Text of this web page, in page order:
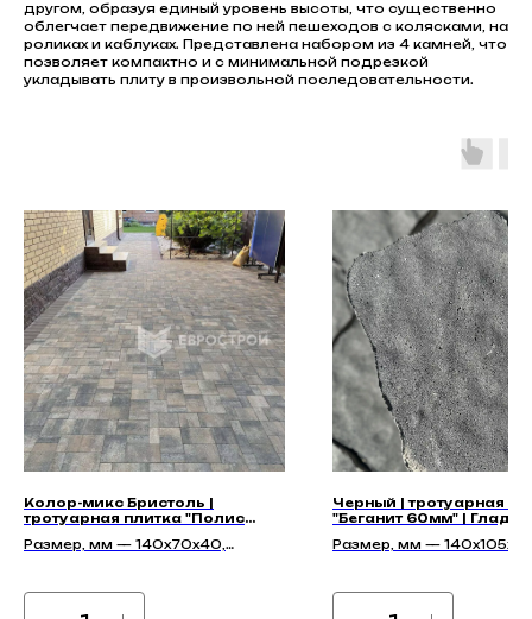
другом, образуя единый уровень высоты, что существенно
облегчает передвижение по ней пешеходов с колясками, на
роликах и каблуках. Представлена набором из 4 камней, что
позволяет компактно и с минимальной подрезкой
укладывать плиту в произвольной последовательности.
Колор-микс Бристоль |
тротуарная плитка "Полис
Размер, мм — 140х70х40,
Черный | тротуарная
"Беганит 60мм" |
Размер, мм —